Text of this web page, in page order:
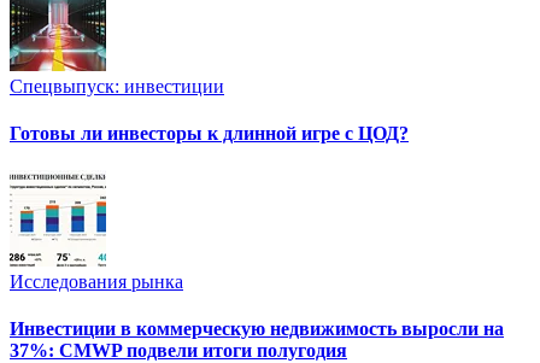
Спецвыпуск: инвестиции
Готовы ли инвесторы к длинной игре с ЦОД?
Исследования рынка
Инвестиции в коммерческую недвижимость выросли на
37%: CMWP подвели итоги полугодия